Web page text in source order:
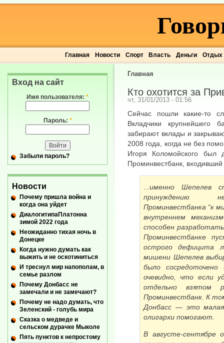
Главная Новости Спорт Власть Деньги Отдых
Главная
Кто охотится за
чт, 31/01/2013 - 01:56
Сейчас пошли какие-то
Вкладчики крупнейшего
забирают вклады и
2008 года, когда не без
Игоря Коломойского был
Проминвестбанк,
...именно Шепелев
принуждению
Проминвестбанка “к
внутреннем
способен
Проминвестбанке
острого дефицита
мишени Шепелев
было
очевидно, что если
отдельно взятом
Проминвестбанк. К
Донбасс — это
олигархи помогают.
В августе-сентябре
Вход на сайт
Имя пользователя: *
Пароль: *
Забыли пароль?
Новости
Почему пришла война и
когда она уйдет
ДиалогитипаПлатонна
зимой 2022 года
Неожиданно тихая ночь в
Донецке
Когда нужно думать как
выжить и не оскотиниться
И треснул мир напополам, в
семье разлом
Почему Донбасс не
замечали и не замечают?
Почему не надо думать, что
Зеленский - голубь мира
Сказка о медведе и
сельском дурачке Мыколе
Пять пунктов к непростому